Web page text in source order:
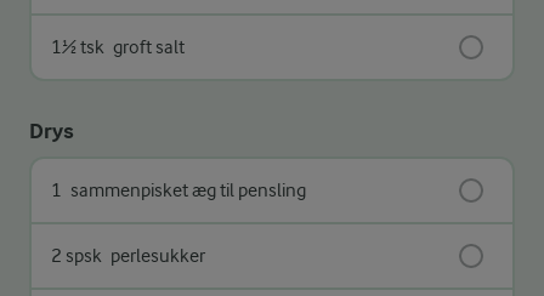
1½ tsk groft salt
Drys
1 sammenpisket æg til pensling
2 spsk perlesukker